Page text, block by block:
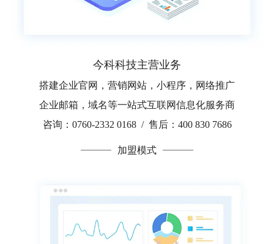
今科科技主营业务
搭建企业官网，营销网站，小程序，网络推广
企业邮箱，域名等一站式互联网信息化服务商
咨询：0760-2332 0168 / 售后：400 830 7686
加盟模式